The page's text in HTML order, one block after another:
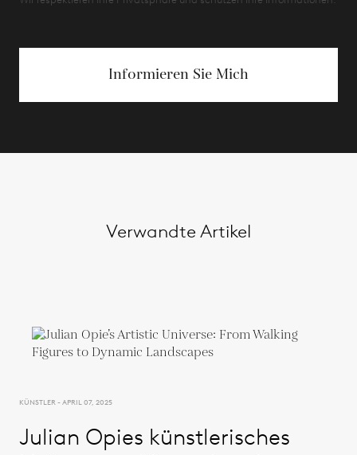
Informieren Sie Mich
Verwandte Artikel
KÜNSTLER - APRIL 07, 2025
Julian Opies künstlerisches